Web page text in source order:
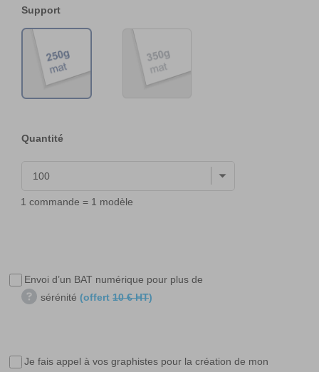
Support
Quantité
1 commande = 1 modèle
Envoi d’un BAT numérique pour plus de
sérénité (offert 10 € HT)
Je fais appel à vos graphistes pour la création de mon